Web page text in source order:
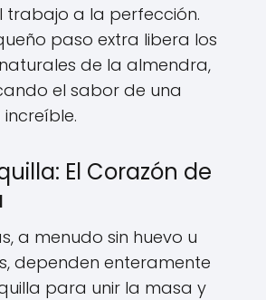
trabajo a la perfección.
paso extra libera los
de la almendra,
el sabor de una
El Corazón de
a menudo sin huevo u
dependen enteramente
para unir la masa y